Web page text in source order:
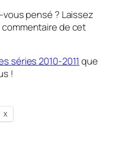
vous pensé ? Laissez
de cet
séries 2010-2011 que
!
X